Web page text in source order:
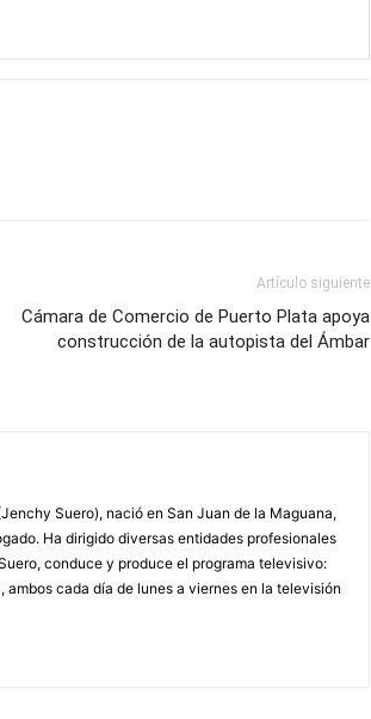
Artículo siguiente
Cámara de Comercio de Puerto Plata apoya
construcción de la autopista del Ámbar
Suero), nació en San Juan de la Maguana,
Ha dirigido diversas entidades profesionales
conduce y produce el programa televisivo:
ambos cada día de lunes a viernes en la televisión